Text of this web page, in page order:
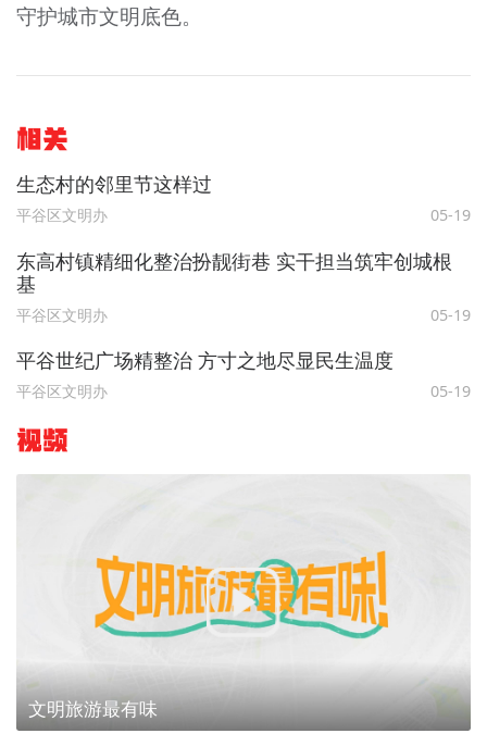
守护城市文明底色。
相关
生态村的邻里节这样过
平谷区文明办 05-19
东高村镇精细化整治扮靓街巷 实干担当筑牢创城根
基​
平谷区文明办 05-19
平谷世纪广场精整治 方寸之地尽显民生温度
平谷区文明办 05-19
视频
文明旅游最有味